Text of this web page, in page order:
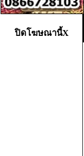
ปิดโฆษณานี้X